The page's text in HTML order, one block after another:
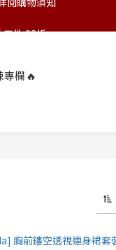
購物須知
件 88折
專欄🔥